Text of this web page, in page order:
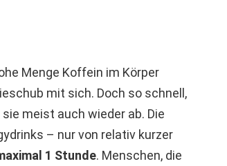
Menge Koffein im Körper
mit sich. Doch so schnell,
meist auch wieder ab. Die
– nur von relativ kurzer
1 Stunde. Menschen, die